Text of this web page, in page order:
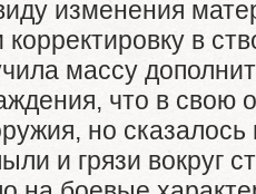
изменения
в
массу
что в свою
но сказалось
и грязи вокруг